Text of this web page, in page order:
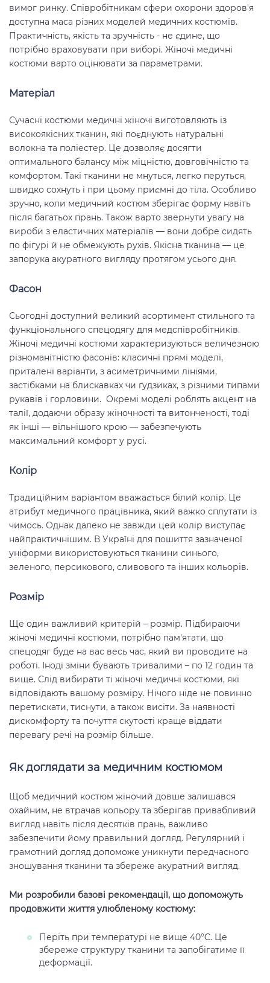
вимог ринку. Співробітникам сфери охорони здоров'я
доступна маса різних моделей медичних костюмів.
Практичність, якість та зручність - не єдине, що
потрібно враховувати при виборі. Жіночі медичні
костюми варто оцінювати за параметрами.
Матеріал
Сучасні костюми медичні жіночі виготовляють із
високоякісних тканин, які поєднують натуральні
волокна та поліестер. Це дозволяє досягти
оптимального балансу між міцністю, довговічністю та
комфортом. Такі тканини не мнуться, легко перуться,
швидко сохнуть і при цьому приємні до тіла. Особливо
зручно, коли медичний костюм зберігає форму навіть
після багатьох прань. Також варто звернути увагу на
вироби з еластичних матеріалів — вони добре сидять
по фігурі й не обмежують рухів. Якісна тканина — це
запорука акуратного вигляду протягом усього дня.
Фасон
Сьогодні доступний великий асортимент стильного та
функціонального спецодягу для медспівробітників.
Жіночі медичні костюми характеризуються величезною
різноманітністю фасонів: класичні прямі моделі,
приталені варіанти, з асиметричними лініями,
застібками на блискавках чи ґудзиках, з різними типами
рукавів і горловини. Окремі моделі роблять акцент на
талії, додаючи образу жіночності та витонченості, тоді
як інші — вільнішого крою — забезпечують
максимальний комфорт у русі.
Колір
Традиційним варіантом вважається білий колір. Це
атрибут медичного працівника, який важко сплутати із
чимось. Однак далеко не завжди цей колір виступає
найпрактичнішим. В Україні для пошиття зазначеної
уніформи використовуються тканини синього,
зеленого, персикового, сливового та інших кольорів.
Розмір
Ще один важливий критерій – розмір. Підбираючи
жіночі медичні костюми, потрібно пам'ятати, що
спецодяг буде на вас весь час, який ви проводите на
роботі. Іноді зміни бувають тривалими – по 12 годин та
вище. Слід вибирати ті жіночі медичні костюми, які
відповідають вашому розміру. Нічого ніде не повинно
перетискати, тиснути, а також висіти. За наявності
дискомфорту та почуття скутості краще віддати
перевагу речі на розмір більше.
Як доглядати за медичним костюмом
Щоб медичний костюм жіночий довше залишався
охайним, не втрачав кольору та зберігав привабливий
вигляд навіть після десятків прань, важливо
забезпечити йому правильний догляд. Регулярний і
грамотний догляд допоможе уникнути передчасного
зношування тканини та збереже акуратний вигляд.
Ми розробили базові рекомендації, що допоможуть
продовжити життя улюбленому костюму:
Періть при температурі не вище 40°C. Це
збереже структуру тканини та запобігатиме її
деформації.